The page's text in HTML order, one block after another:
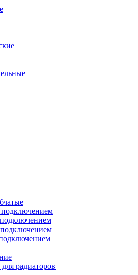
радиаторов